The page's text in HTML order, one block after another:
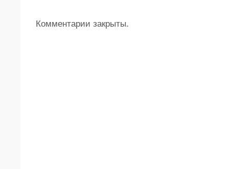
Комментарии закрыты.